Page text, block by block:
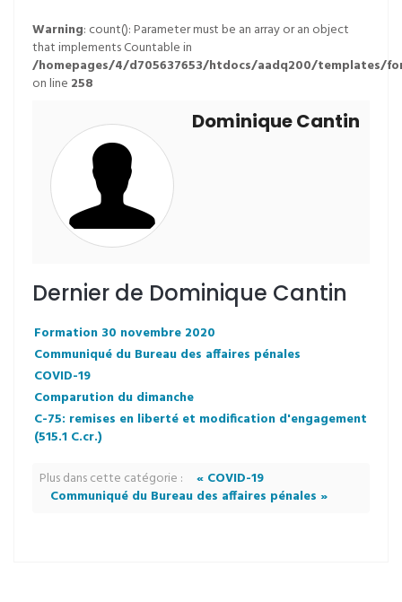
Warning: count(): Parameter must be an array or an object
that implements Countable in
/homepages/4/d705637653/htdocs/aadq200/templates/
on line 258
Dominique Cantin
Dernier de Dominique Cantin
Formation 30 novembre 2020
Communiqué du Bureau des affaires pénales
COVID-19
Comparution du dimanche
C-75: remises en liberté et modification d'engagement
(515.1 C.cr.)
Plus dans cette catégorie :
« COVID-19
Communiqué du Bureau des affaires pénales »